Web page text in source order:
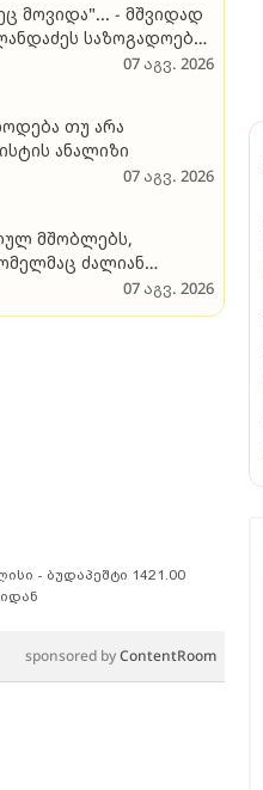
მოვიდა"... - მშვიდად
საზოგადოების
07 აგვ. 2026
თუ არა
ანალიზი
07 აგვ. 2026
მშობლებს,
ძალიან
არსებობა და07 აგვ. 2026
- ბუდაპეშტი 1421.00
sponsored byContentRoom